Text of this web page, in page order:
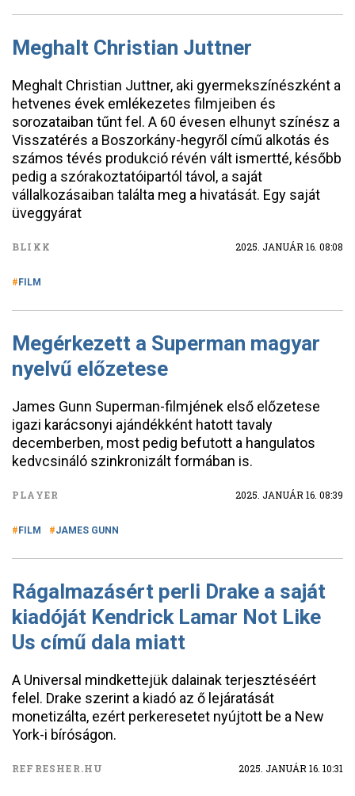
Meghalt Christian Juttner
Meghalt Christian Juttner, aki gyermekszínészként a
hetvenes évek emlékezetes filmjeiben és
sorozataiban tűnt fel. A 60 évesen elhunyt színész a
Visszatérés a Boszorkány-hegyről című alkotás és
számos tévés produkció révén vált ismertté, később
pedig a szórakoztatóipartól távol, a saját
vállalkozásaiban találta meg a hivatását. Egy saját
üveggyárat
BLIKK 2025. JANUÁR 16. 08:08
FILM
Megérkezett a Superman magyar
nyelvű előzetese
James Gunn Superman-filmjének első előzetese
igazi karácsonyi ajándékként hatott tavaly
decemberben, most pedig befutott a hangulatos
kedvcsináló szinkronizált formában is.
PLAYER 2025. JANUÁR 16. 08:39
FILM JAMES GUNN
Rágalmazásért perli Drake a saját
kiadóját Kendrick Lamar Not Like
Us című dala miatt
A Universal mindkettejük dalainak terjesztéséért
felel. Drake szerint a kiadó az ő lejáratását
monetizálta, ezért perkeresetet nyújtott be a New
York-i bíróságon.
REFRESHER.HU 2025. JANUÁR 16. 10:31